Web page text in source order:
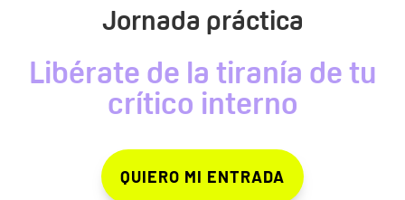
Jornada práctica
Libérate de la tiranía de tu
crítico interno
QUIERO MI ENTRADA